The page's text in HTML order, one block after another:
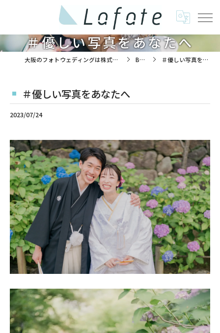
＃優しい写真をあなたへ
大阪のフォトウェディングは株式会社ラフエイト BLOG ＃優しい写真をあなたへ
＃優しい写真をあなたへ
2023/07/24